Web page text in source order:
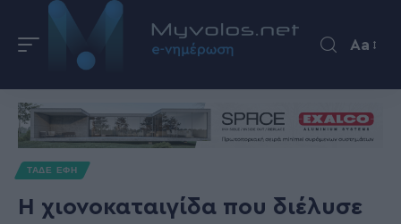
Aa
ΤΑΔΕ ΕΦΗ
Η χιονοκαταιγίδα που διέλυσε